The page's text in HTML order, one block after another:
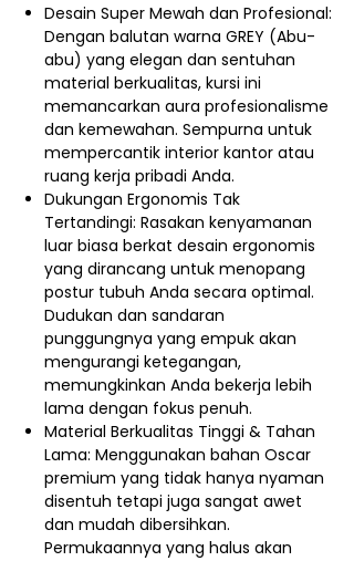
Desain Super Mewah dan Profesional:
Dengan balutan warna GREY (Abu-
abu) yang elegan dan sentuhan
material berkualitas, kursi ini
memancarkan aura profesionalisme
dan kemewahan. Sempurna untuk
mempercantik interior kantor atau
ruang kerja pribadi Anda.
Dukungan Ergonomis Tak
Tertandingi: Rasakan kenyamanan
luar biasa berkat desain ergonomis
yang dirancang untuk menopang
postur tubuh Anda secara optimal.
Dudukan dan sandaran
punggungnya yang empuk akan
mengurangi ketegangan,
memungkinkan Anda bekerja lebih
lama dengan fokus penuh.
Material Berkualitas Tinggi & Tahan
Lama: Menggunakan bahan Oscar
premium yang tidak hanya nyaman
disentuh tetapi juga sangat awet
dan mudah dibersihkan.
Permukaannya yang halus akan